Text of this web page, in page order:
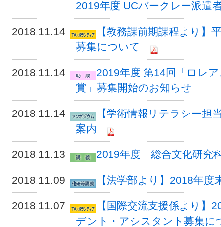
2019年度 UCバークレー派遣
2018.11.14
【教務課前期課程より】
募集について
2018.11.14
2019年度 第14回「ロレ
賞」募集開始のお知らせ
2018.11.14
【学術情報リテラシー担
案内
2018.11.13 2019年度 総合文化研究
2018.11.09 【法学部より】2018年
2018.11.07
【国際交流支援係より】
デント・アシスタント募集に